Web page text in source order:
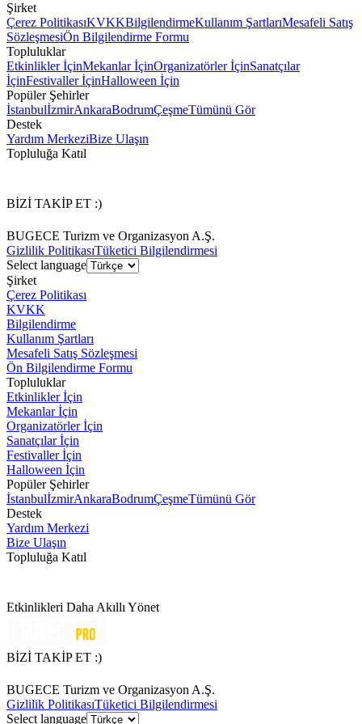
Şirket
Çerez PolitikasıKVKKBilgilendirmeKullanım ŞartlarıMesafeli Satış
SözleşmesiÖn Bilgilendirme Formu
Topluluklar
Etkinlikler İçinMekanlar İçinOrganizatörler İçinSanatçılar
İçinFestivaller İçinHalloween İçin
Popüler Şehirler
İstanbulİzmirAnkaraBodrumÇeşmeTümünü Gör
Destek
Yardım MerkeziBize Ulaşın
Topluluğa Katıl
BİZİ TAKİP ET :)
BUGECE Turizm ve Organizasyon A.Ş.
Gizlilik PolitikasıTüketici Bilgilendirmesi
Select language
Şirket
Çerez Politikası
KVKK
Bilgilendirme
Kullanım Şartları
Mesafeli Satış Sözleşmesi
Ön Bilgilendirme Formu
Topluluklar
Etkinlikler İçin
Mekanlar İçin
Organizatörler İçin
Sanatçılar İçin
Festivaller İçin
Halloween İçin
Popüler Şehirler
İstanbulİzmirAnkaraBodrumÇeşmeTümünü Gör
Destek
Yardım Merkezi
Bize Ulaşın
Topluluğa Katıl
Etkinlikleri Daha Akıllı Yönet
BİZİ TAKİP ET :)
BUGECE Turizm ve Organizasyon A.Ş.
Gizlilik PolitikasıTüketici Bilgilendirmesi
Select language